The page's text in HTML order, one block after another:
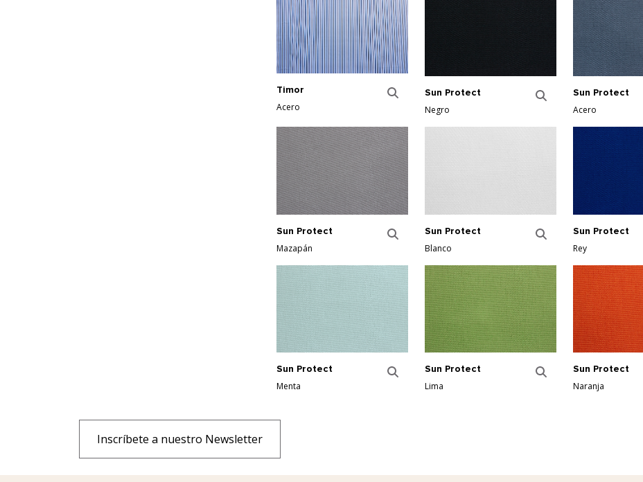
Timor
Acero
Sun Protect
Negro
Sun Protect
Acero
Sun Protect
Mazapán
Sun Protect
Blanco
Sun Protect
Rey
Sun Protect
Menta
Sun Protect
Lima
Sun Protect
Naranja
Inscríbete a nuestro Newsletter